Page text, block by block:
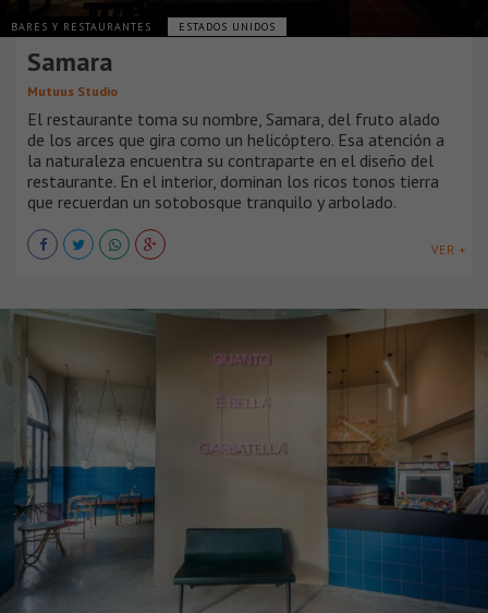
BARES Y RESTAURANTES ESTADOS UNIDOS
Samara
Mutuus Studio
El restaurante toma su nombre, Samara, del fruto alado
de los arces que gira como un helicóptero. Esa atención a
la naturaleza encuentra su contraparte en el diseño del
restaurante. En el interior, dominan los ricos tonos tierra
que recuerdan un sotobosque tranquilo y arbolado.
VER +